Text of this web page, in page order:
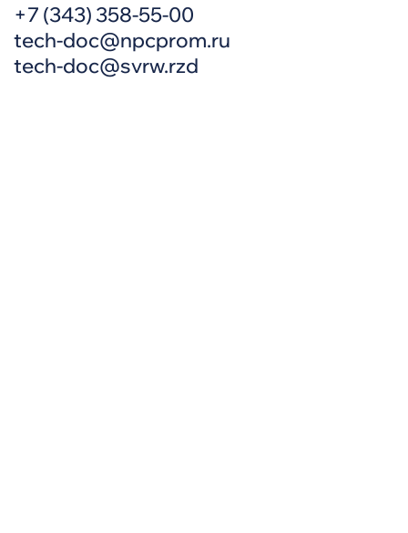
+7 (343) 358-55-00
tech-doc@npcprom.ru
tech-doc@svrw.rzd